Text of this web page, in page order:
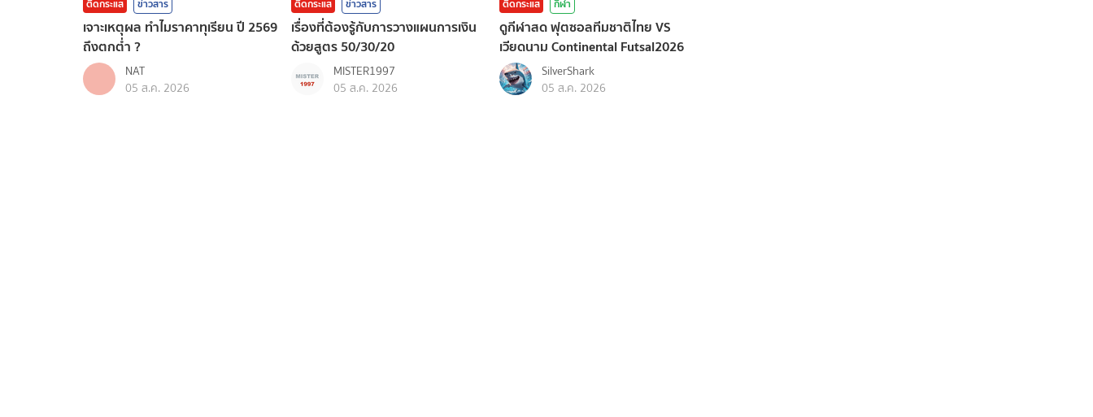
ติดกระแส ข่าวสาร
เจาะเหตุผล ทำไมราคาทุเรียน ปี 2569
ถึงตกต่ำ ?
NAT
05 ส.ค. 2026
ติดกระแส ข่าวสาร
เรื่องที่ต้องรู้กับการวางแผนการเงิน
ด้วยสูตร 50/30/20
MISTER1997
05 ส.ค. 2026
ติดกระแส กีฬา
ดูกีฬาสด ฟุตซอลทีมชาติไทย VS
เวียดนาม Continental Futsal2026
SilverShark
05 ส.ค. 2026